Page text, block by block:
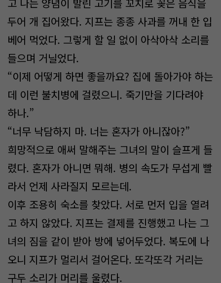
고 나는 양념이 발린 고기를 꼬치로 꽂은 음식을
두어 개 집어왔다. 지프는 종종 사과를 꺼내 한 입
베어 먹었다. 그렇게 할 일 없이 아삭아삭 소리를
들으며 거닐었다.
“이제 어떻게 하면 좋을까요? 집에 돌아가야 하는
데 이런 불치병에 걸렸으니. 죽기만을 기다려야
하나.”
“너무 낙담하지 마. 너는 혼자가 아니잖아?”
희망적으로 애써 말해주는 그녀의 말이 슬프게 들
렸다. 혼자가 아니면 뭐해. 병의 속도가 무섭게 빨
라서 언제 사라질지 모르는데.
이후 조용히 숙소를 찾았다. 서로 먼저 입을 열려
고 하지 않았다. 지프는 결제를 진행했고 나는 그
녀의 짐을 같이 받아 방에 넣어두었다. 복도에 나
오니 지프가 멀리서 걸어온다. 또각또각 거리는
구두 소리가 머리를 울렸다.